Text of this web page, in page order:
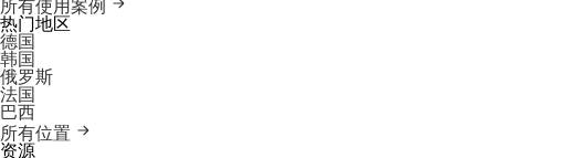
所有使用案例
热门地区
德国
韩国
俄罗斯
法国
巴西
所有位置
资源